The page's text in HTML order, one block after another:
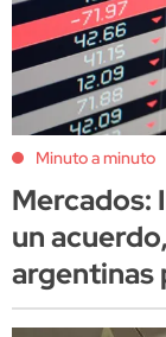
Minuto a minuto
Mercados:
un
argentinas